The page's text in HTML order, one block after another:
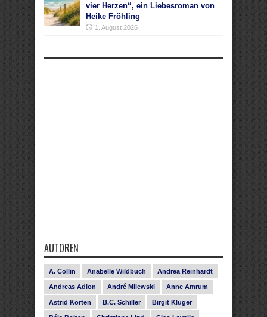
vier Herzen“, ein Liebesroman von
Heike Fröhling
1. August 2026
AUTOREN
A. Collin Anabelle Wildbuch Andrea Reinhardt
Andreas Adlon André Milewski Anne Amrum
Astrid Korten B.C. Schiller Birgit Kluger